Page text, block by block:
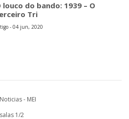
louco do bando: 1939 – O
Tri
- 04 jun, 2020
- MEI
1/2